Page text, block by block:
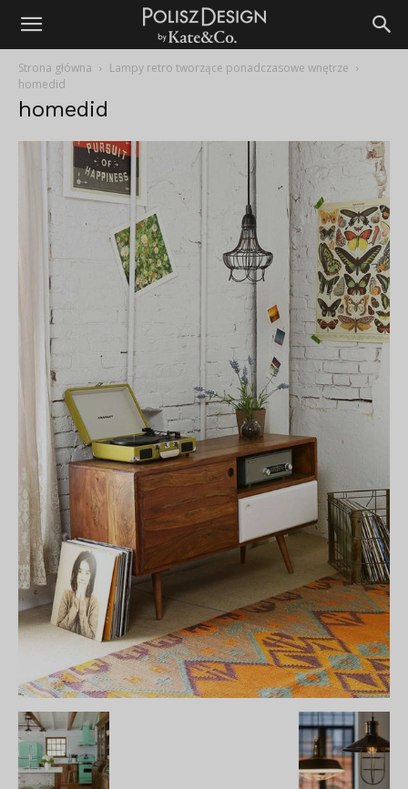
Strona główna
Lampy retro tworzące ponadczasowe wnętrze
homedid
homedid